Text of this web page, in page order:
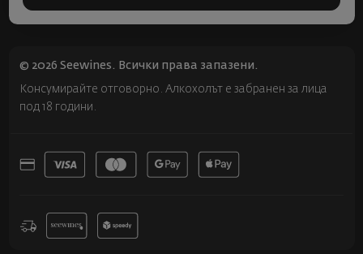
© 2026 Seewines. Всички права запазени.
Консумирайте отговорно. Алкохолът е забранен за лица
под 18 години.